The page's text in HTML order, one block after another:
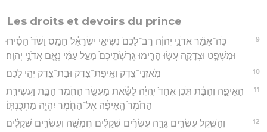
Les droits et devoirs du prince
9
כֹּֽה־אָמַ֞ר אֲדֹנָ֣י יְהוִ֗ה רַב־לָכֶם֙ נְשִׂיאֵ֣י יִשְׂרָאֵ֔ל חָמָ֤ס וָשֹׁד֙ הָסִ֔ירוּ
וּמִשְׁפָּ֥ט וּצְדָקָ֖ה עֲשׂ֑וּ הָרִ֤ימוּ גְרֻשֹֽׁתֵיכֶם֙ מֵעַ֣ל עַמִּ֔י נְאֻ֖ם אֲדֹנָ֥י יְהוִֽה׃
10 מֹֽאזְנֵי־צֶ֧דֶק וְאֵֽיפַת־צֶ֛דֶק וּבַת־צֶ֖דֶק יְהִ֥י לָכֶֽם׃
11
הָאֵיפָ֣ה וְהַבַּ֗ת תֹּ֤כֶן אֶחָד֙ יִֽהְיֶ֔ה לָשֵׂ֕את מַעְשַׂ֥ר הַחֹ֖מֶר הַבָּ֑ת וַעֲשִׂירִ֤ת
הַחֹ֙מֶר֙ הָֽאֵיפָ֔ה אֶל־הַחֹ֖מֶר יִהְיֶ֥ה מַתְכֻּנְתּֽוֹ׃
12
וְהַשֶּׁ֖קֶל עֶשְׂרִ֣ים גֵּרָ֑ה עֶשְׂרִ֨ים שְׁקָלִ֜ים חֲמִשָּׁ֧ה וְעֶשְׂרִ֣ים שְׁקָלִ֗ים